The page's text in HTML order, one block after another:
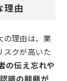
理由
の理由は、業
スクが高いた
の伝え忘れや
識の齟齬が